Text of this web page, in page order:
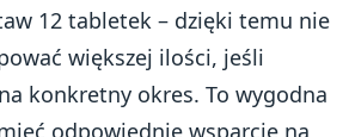
12 tabletek – dzięki temu nie
większej ilości, jeśli
konkretny okres. To wygodna